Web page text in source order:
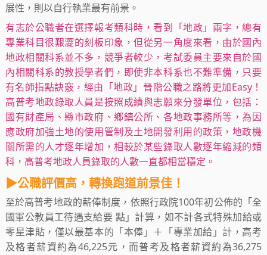
展性，則以自行執業最有前景。
有志於公職者在選擇報考類科時，看到「地政」兩字，總有
專業科目很艱澀的刻板印象，但從另一角度來看，由於國內
地政相關科系並不多，競爭者較少，考試委員主要來自於國
內相關科系的教授學者們，即使非本科系也不難準備，只要
有名師指點訣竅，經由「地政」晉階公職之路將更加Easy！
高普考地政錄取人員是按照成績與志願來分發單位，包括：
國有財產局、縣市政府、鄉鎮公所、各地政事務所等，為因
應政府加強土地的使用管制及土地開發利用的政策，地政機
關所需的人才逐年增加，相較於某些錄取人數逐年縮減的類
科，高普考地政人員錄取的人數一直都相當穩定。
▶公職評價高，轉換跑道前景佳！
至於高普考地政的薪俸制度，依照行政院100年初公佈的「全
國軍公教員工待遇支給要 點」計算，如不計各式特殊加給或
零星津貼，僅以最基本的「本俸」＋「專業加給」計，高考
及格者薪資約為46,225元，而普考及格者薪資約為36,275